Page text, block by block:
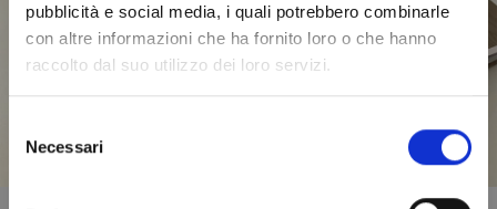
pubblicità e social media, i quali potrebbero combinarle
con altre informazioni che ha fornito loro o che hanno
raccolto dal suo utilizzo dei loro servizi.
delNecessari